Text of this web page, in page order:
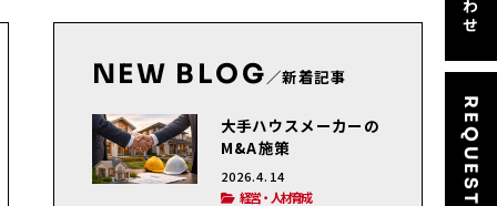
REQUEST
NEW BLOG ／新着記事
大手ハウスメーカーの
M&A施策
2026.4.14
経営・人材育成